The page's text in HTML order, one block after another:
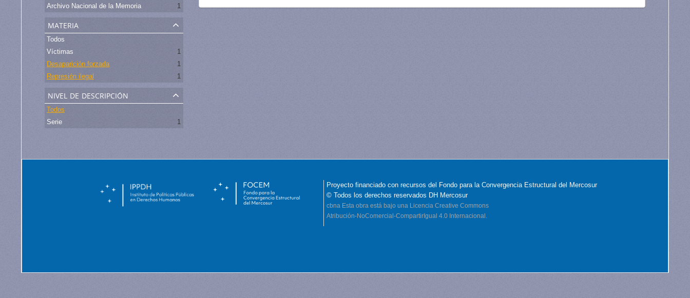
Archivo Nacional de la Memoria
1
materia
Todos
Víctimas
1
Desaparición forzada
1
Represión ilegal
1
nivel de descripción
Todos
Serie
1
Proyecto financiado con recursos del Fondo para la Convergencia Estructural del Mercosur
© Todos los derechos reservados DH Mercosur
cbna Esta obra está bajo una Licencia Creative Commons
Atribución-NoComercial-CompartirIgual 4.0 Internacional.